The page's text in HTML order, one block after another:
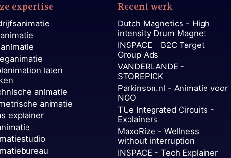
expertise
laten
animatie
animatie
explainer
Recent werk
Dutch Magnetics - High
intensity Drum Magnet
INSPACE - B2C Target
Group Ads
VANDERLANDE -
STOREPICK
Parkinson.nl - Animatie voor
NGO
TUe Integrated Circuits -
Explainers
MaxoRize - Wellness
without interruption
INSPACE - Tech Explainer